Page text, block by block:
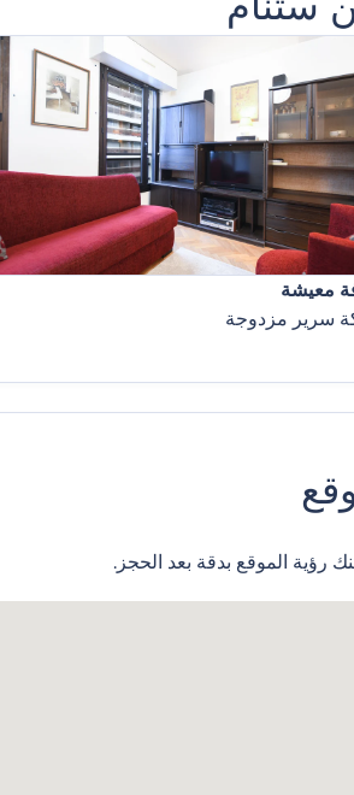
معيشة
سرير مزدوجة
رؤية الموقع بدقة بعد الحجز.